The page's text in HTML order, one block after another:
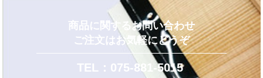
商品に関するお問い合わせ
ご注文はお気軽にどうぞ
TEL：075-881-5015